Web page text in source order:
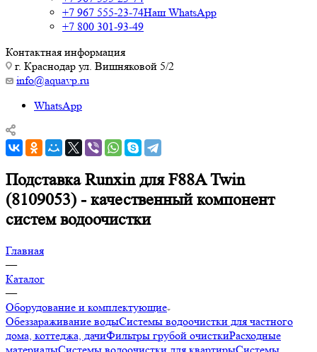
+7 967 555-23-74Наш WhatsApp
+7 800 301-93-49
Контактная информация
г. Краснодар ул. Вишняковой 5/2
info@aquavp.ru
WhatsApp
Подставка Runxin для F88A Twin
(8109053) - качественный компонент
систем водоочистки
Главная
—
Каталог
—
Оборудование и комплектующие
Обеззараживание водыСистемы водоочистки для частного
дома, коттеджа, дачиФильтры грубой очисткиРасходные